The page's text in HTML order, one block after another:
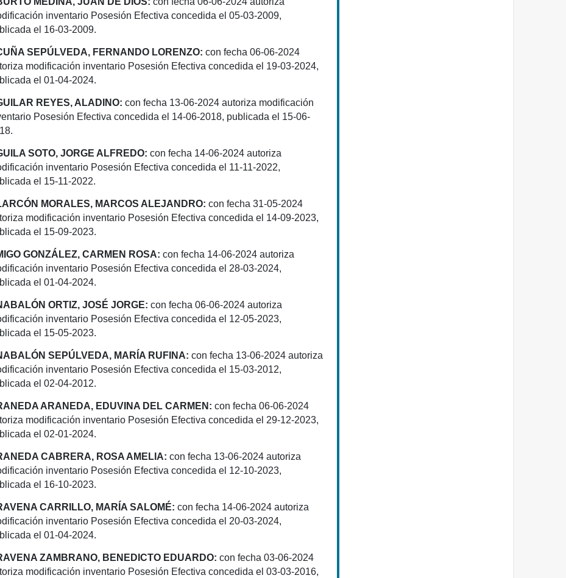
inventario Posesión Efectiva concedida el 05-03-2009,
el 16-03-2009.
SEPÚLVEDA, FERNANDO LORENZO: con fecha 06-06-2024
modificación inventario Posesión Efectiva concedida el 19-03-2024,
el 01-04-2024.
REYES, ALADINO: con fecha 13-06-2024 autoriza modificación
Posesión Efectiva concedida el 14-06-2018, publicada el 15-06-
SOTO, JORGE ALFREDO: con fecha 14-06-2024 autoriza
inventario Posesión Efectiva concedida el 11-11-2022,
el 15-11-2022.
MORALES, MARCOS ALEJANDRO: con fecha 31-05-2024
modificación inventario Posesión Efectiva concedida el 14-09-2023,
el 15-09-2023.
GONZÁLEZ, CARMEN ROSA: con fecha 14-06-2024 autoriza
inventario Posesión Efectiva concedida el 28-03-2024,
el 01-04-2024.
ORTIZ, JOSÉ JORGE: con fecha 06-06-2024 autoriza
inventario Posesión Efectiva concedida el 12-05-2023,
el 15-05-2023.
SEPÚLVEDA, MARÍA RUFINA: con fecha 13-06-2024 autoriza
inventario Posesión Efectiva concedida el 15-03-2012,
el 02-04-2012.
ARANEDA, EDUVINA DEL CARMEN: con fecha 06-06-2024
modificación inventario Posesión Efectiva concedida el 29-12-2023,
el 02-01-2024.
CABRERA, ROSA AMELIA: con fecha 13-06-2024 autoriza
inventario Posesión Efectiva concedida el 12-10-2023,
el 16-10-2023.
CARRILLO, MARÍA SALOMÉ: con fecha 14-06-2024 autoriza
inventario Posesión Efectiva concedida el 20-03-2024,
el 01-04-2024.
ZAMBRANO, BENEDICTO EDUARDO: con fecha 03-06-2024
modificación inventario Posesión Efectiva concedida el 03-03-2016,